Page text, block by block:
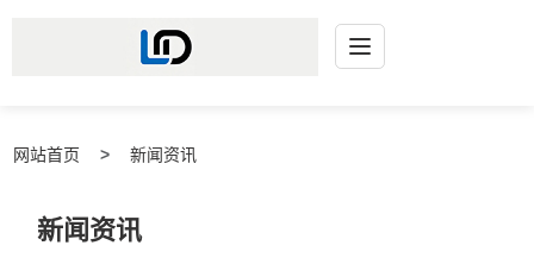
网站首页 新闻资讯
新闻资讯